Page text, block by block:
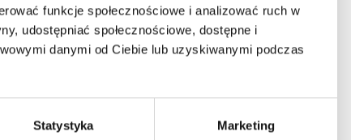
funkcje społecznościowe i analizować ruch w
udostępniać społecznościowe, dostępne i
danymi od Ciebie lub uzyskiwanymi podczas
Statystyka Marketing